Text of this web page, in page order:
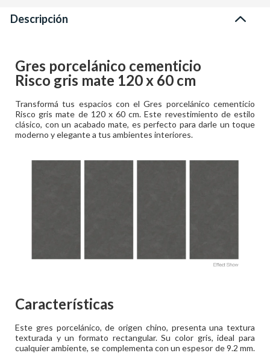
Descripción
Gres porcelánico cementicio
Risco gris mate 120 x 60 cm
Transformá tus espacios con el Gres porcelánico cementicio
Risco gris mate de 120 x 60 cm. Este revestimiento de estilo
clásico, con un acabado mate, es perfecto para darle un toque
moderno y elegante a tus ambientes interiores.
Características
Este gres porcelánico, de origen chino, presenta una textura
texturada y un formato rectangular. Su color gris, ideal para
cualquier ambiente, se complementa con un espesor de 9.2 mm.